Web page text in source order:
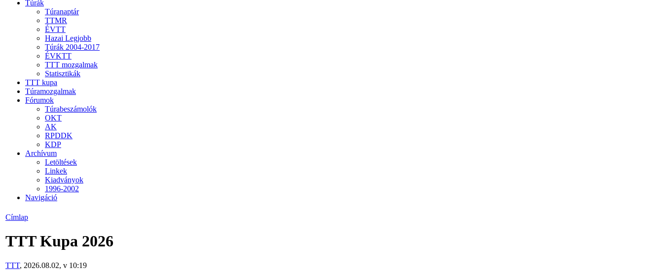
Túrák
Túranaptár
TTMR
ÉVTT
Hazai Legjobb
Túrák 2004-2017
ÉVKTT
TTT mozgalmak
Statisztikák
TTT kupa
Túramozgalmak
Fórumok
Túrabeszámolók
OKT
AK
RPDDK
KDP
Archívum
Letöltések
Linkek
Kiadványok
1996-2002
Navigáció
Címlap
TTT Kupa 2026
TTT, 2026.08.02, v 10:19